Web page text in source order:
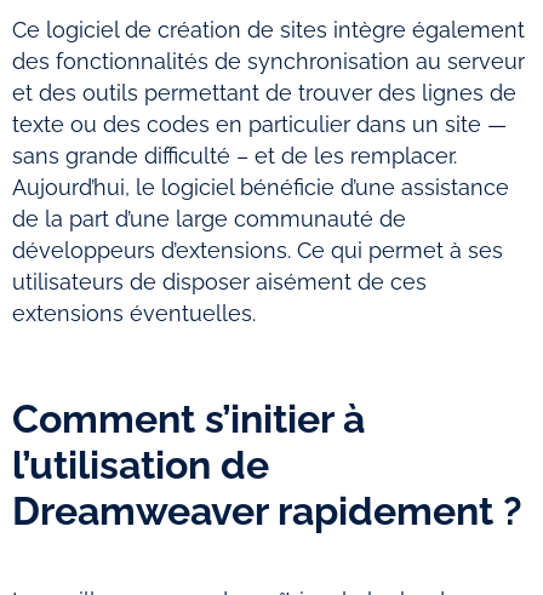
Ce logiciel de création de sites intègre également
des fonctionnalités de synchronisation au serveur
et des outils permettant de trouver des lignes de
texte ou des codes en particulier dans un site —
sans grande difficulté – et de les remplacer.
Aujourd’hui, le logiciel bénéficie d’une assistance
de la part d’une large communauté de
développeurs d’extensions. Ce qui permet à ses
utilisateurs de disposer aisément de ces
extensions éventuelles.
Comment s’initier à
l’utilisation de
Dreamweaver rapidement ?